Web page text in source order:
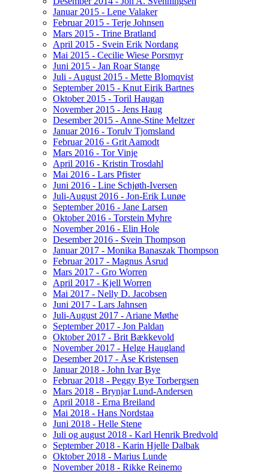
Januar 2015 - Lene Valaker
Februar 2015 - Terje Johnsen
Mars 2015 - Trine Bratland
April 2015 - Svein Erik Nordang
Mai 2015 - Cecilie Wiese Porsmyr
Juni 2015 - Jan Roar Stange
Juli - August 2015 - Mette Blomqvist
September 2015 - Knut Eirik Bartnes
Oktober 2015 - Toril Haugan
November 2015 - Jens Haug
Desember 2015 - Anne-Stine Meltzer
Januar 2016 - Torulv Tjomsland
Februar 2016 - Grit Aamodt
Mars 2016 - Tor Vinje
April 2016 - Kristin Trosdahl
Mai 2016 - Lars Pfister
Juni 2016 - Line Schjøth-Iversen
Juli-August 2016 - Jon-Erik Lunøe
September 2016 - Jane Larsen
Oktober 2016 - Torstein Myhre
November 2016 - Elin Hole
Desember 2016 - Svein Thompson
Januar 2017 - Monika Banaszak Thompson
Februar 2017 - Magnus Åsrud
Mars 2017 - Gro Worren
April 2017 - Kjell Worren
Mai 2017 - Nelly D. Jacobsen
Juni 2017 - Lars Jahnsen
Juli-August 2017 - Ariane Møthe
September 2017 - Jon Paldan
Oktober 2017 - Brit Bækkevold
November 2017 - Helge Haugland
Desember 2017 - Åse Kristensen
Januar 2018 - John Ivar Bye
Februar 2018 - Peggy Bye Torbergsen
Mars 2018 - Brynjar Lund-Andersen
April 2018 - Erna Breiland
Mai 2018 - Hans Nordstaa
Juni 2018 - Helle Stene
Juli og august 2018 - Karl Henrik Bredvold
September 2018 - Karin Hjelle Dalbak
Oktober 2018 - Marius Lunde
November 2018 - Rikke Reinemo